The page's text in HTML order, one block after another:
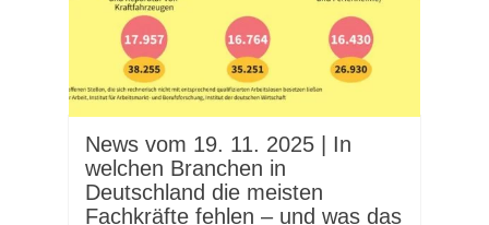
News vom 19. 11. 2025 | In
welchen Branchen in
Deutschland die meisten
Fachkräfte fehlen – und was das